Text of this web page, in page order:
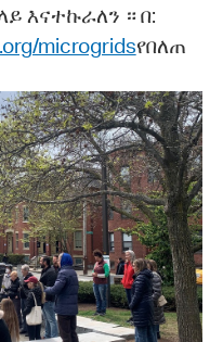
እናተኩራለን ። በ:
microgridsየበለጠ